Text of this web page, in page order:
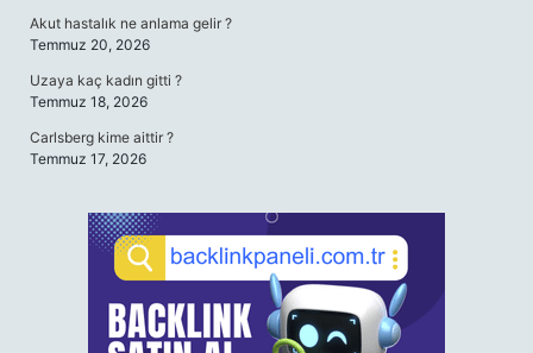
Akut hastalık ne anlama gelir ?
Temmuz 20, 2026
Uzaya kaç kadın gitti ?
Temmuz 18, 2026
Carlsberg kime aittir ?
Temmuz 17, 2026